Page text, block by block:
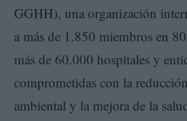
GGHH), una organización
a más de 1.850 miembros en
más de 60.000 hospitales y
comprometidas con la
ambiental y la mejora de la